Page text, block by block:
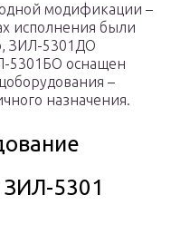
модификации –
исполнения были
ЗИЛ-5301ДО
5301БО оснащен
–
назначения.
5301